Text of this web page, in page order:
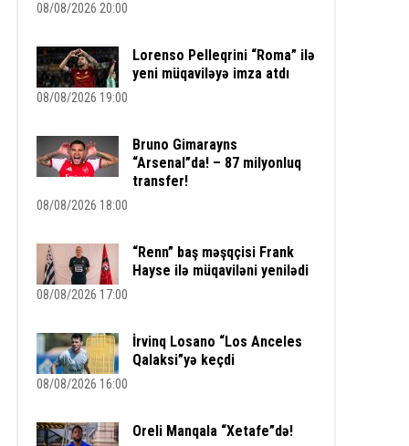
08/08/2026 20:00
Lorenso Pelleqrini “Roma” ilə
yeni müqaviləyə imza atdı
08/08/2026 19:00
Bruno Gimarayns
“Arsenal”da! – 87 milyonluq
transfer!
08/08/2026 18:00
“Renn” baş məşqçisi Frank
Hayse ilə müqaviləni yenilədi
08/08/2026 17:00
İrvinq Losano “Los Anceles
Qalaksi”yə keçdi
08/08/2026 16:00
Oreli Manqala “Xetafe”də!